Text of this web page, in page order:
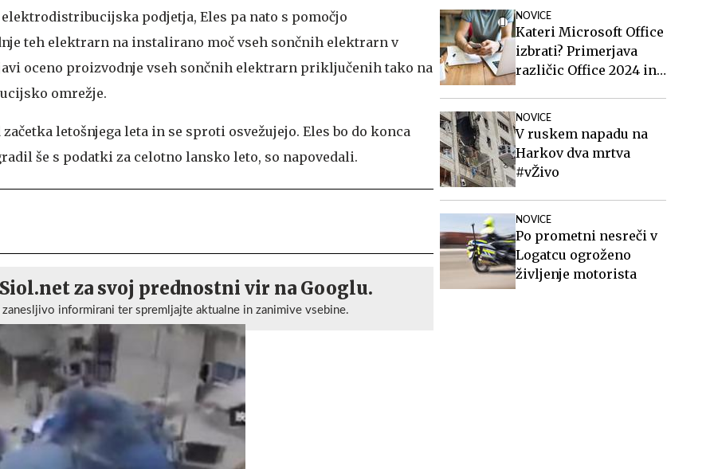
podjetja, Eles pa nato s pomočjo
teh elektrarn na instalirano moč vseh sončnih elektrarn v
oceno proizvodnje vseh sončnih elektrarn priključenih tako na
omrežje.
letošnjega leta in se sproti osvežujejo. Eles bo do konca
še s podatki za celotno lansko leto, so napovedali.
za svoj prednostni vir na Googlu.
informirani ter spremljajte aktualne in zanimive vsebine.
NOVICE
Kateri Microsoft Office
izbrati? Primerjava
različic Office 2024 in
NOVICE
V ruskem napadu na
Harkov dva mrtva
#vŽivo
NOVICE
Po prometni nesreči v
Logatcu ogroženo
življenje motorista